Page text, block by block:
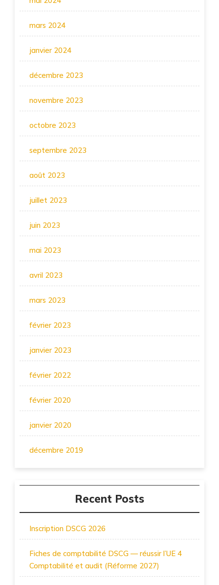
mars 2024
janvier 2024
décembre 2023
novembre 2023
octobre 2023
septembre 2023
août 2023
juillet 2023
juin 2023
mai 2023
avril 2023
mars 2023
février 2023
janvier 2023
février 2022
février 2020
janvier 2020
décembre 2019
Recent Posts
Inscription DSCG 2026
Fiches de comptabilité DSCG — réussir l’UE 4
Comptabilité et audit (Réforme 2027)